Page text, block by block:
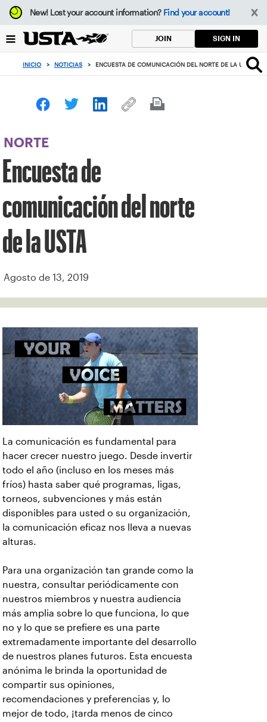
Enfoque
desde
botón
volver
principio
New!Lost your account information? Find your account!
JOIN SIGN IN
INICIO > NOTICIAS > ENCUESTA DE COMUNICACIÓN DEL NORTE DE LA USTA
NORTE
Encuesta de
comunicación del norte
de la USTA
Agosto de 13, 2019
La comunicación es fundamental para
hacer crecer nuestro juego. Desde invertir
todo el año (incluso en los meses más
fríos) hasta saber qué programas, ligas,
torneos, subvenciones y más están
disponibles para usted o su organización,
la comunicación eficaz nos lleva a nuevas
alturas.
Para una organización tan grande como la
nuestra, consultar periódicamente con
nuestros miembros y nuestra audiencia
más amplia sobre lo que funciona, lo que
no y lo que se prefiere es una parte
extremadamente importante del desarrollo
de nuestros planes futuros. Esta encuesta
anónima le brinda la oportunidad de
compartir sus opiniones,
recomendaciones y preferencias y, lo
mejor de todo, ¡tarda menos de cinco